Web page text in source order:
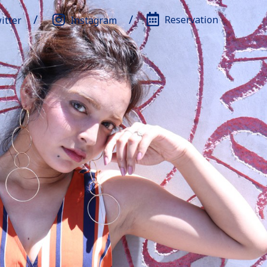
Instagram Reservation